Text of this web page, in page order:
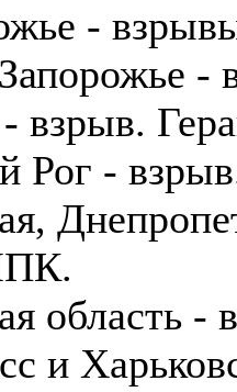
-
-
взрыв.
Рог -
область
и